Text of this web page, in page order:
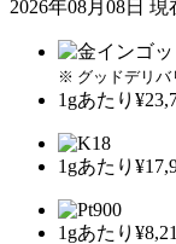
2026年08月08日 現
※ グッドデリバ
1gあたり
1gあたり
1gあたり